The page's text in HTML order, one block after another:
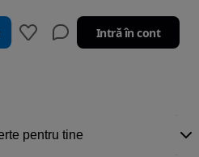
Intră în cont